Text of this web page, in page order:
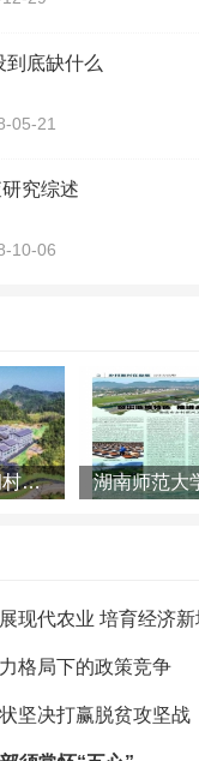
精神生活变革的面向
会的互构：农民精神
时空情境中形成的历
织中实现变革。4农
中构建文明化的社
行治理的过程。在
家与乡村社会的交
理：农民精神生活的
是国家治理的重要目
基础。在传统乡村社
转换为伦理化的治理
到底缺什么
05-21
究综述
10-06
大国小村:十八洞村的现代变迁是一道美丽的风景线
现代农业 培育经济
格局下的政策竞争
坚决打赢脱贫攻坚战